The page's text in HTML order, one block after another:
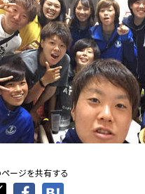
ページを共有する